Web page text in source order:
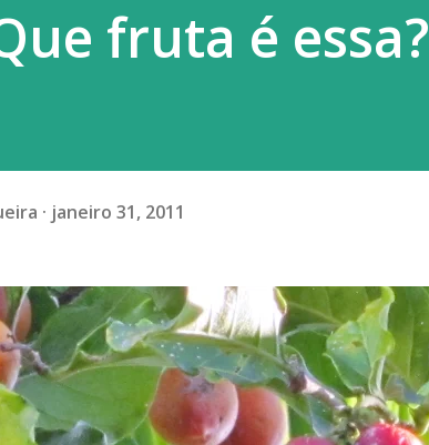
fruta é essa?
janeiro 31, 2011